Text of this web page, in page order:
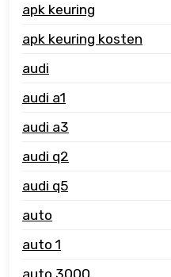
apk keuring
apk keuring kosten
audi
audi a1
audi a3
audi q2
audi q5
auto
auto 1
auto 3000